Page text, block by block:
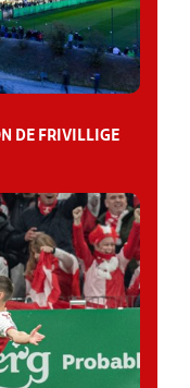
DE FRIVILLIGE